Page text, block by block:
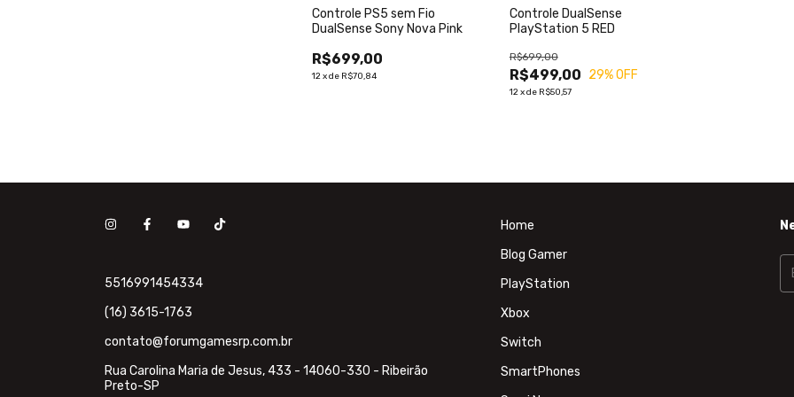
Controle PS5 sem Fio
DualSense Sony Nova Pink
R$699,00
12xde R$70,84
Controle DualSense
PlayStation 5 RED
R$499,00
R$699,00
29% OFF
12xde R$50,57
5516991454334
(16) 3615-1763
contato@forumgamesrp.com.br
Rua Carolina Maria de Jesus, 433 - 14060-330 - Ribeirão
Preto-SP
Home
Blog Gamer
PlayStation
Xbox
Switch
SmartPhones